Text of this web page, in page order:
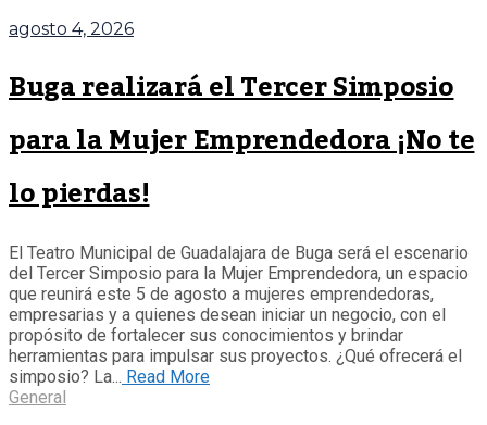
agosto 4, 2026
Buga realizará el Tercer Simposio
para la Mujer Emprendedora ¡No te
lo pierdas!
El Teatro Municipal de Guadalajara de Buga será el escenario
del Tercer Simposio para la Mujer Emprendedora, un espacio
que reunirá este 5 de agosto a mujeres emprendedoras,
empresarias y a quienes desean iniciar un negocio, con el
propósito de fortalecer sus conocimientos y brindar
herramientas para impulsar sus proyectos. ¿Qué ofrecerá el
simposio? La... Read More
General